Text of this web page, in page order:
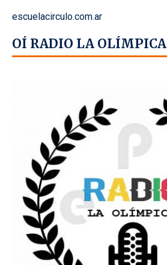
escuelacirculo.com.ar
OÍ RADIO LA OLÍMPICA